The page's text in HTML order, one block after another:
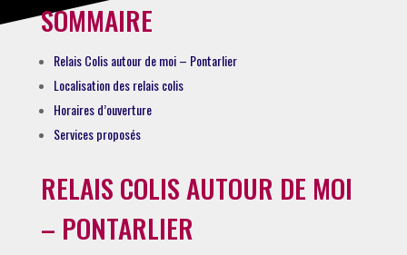
SOMMAIRE
Relais Colis autour de moi – Pontarlier
Localisation des relais colis
Horaires d’ouverture
Services proposés
RELAIS COLIS AUTOUR DE MOI
– PONTARLIER